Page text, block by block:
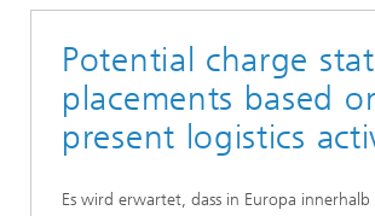
Potential charge
placements based
present logistics
Es wird erwartet, dass in Europa